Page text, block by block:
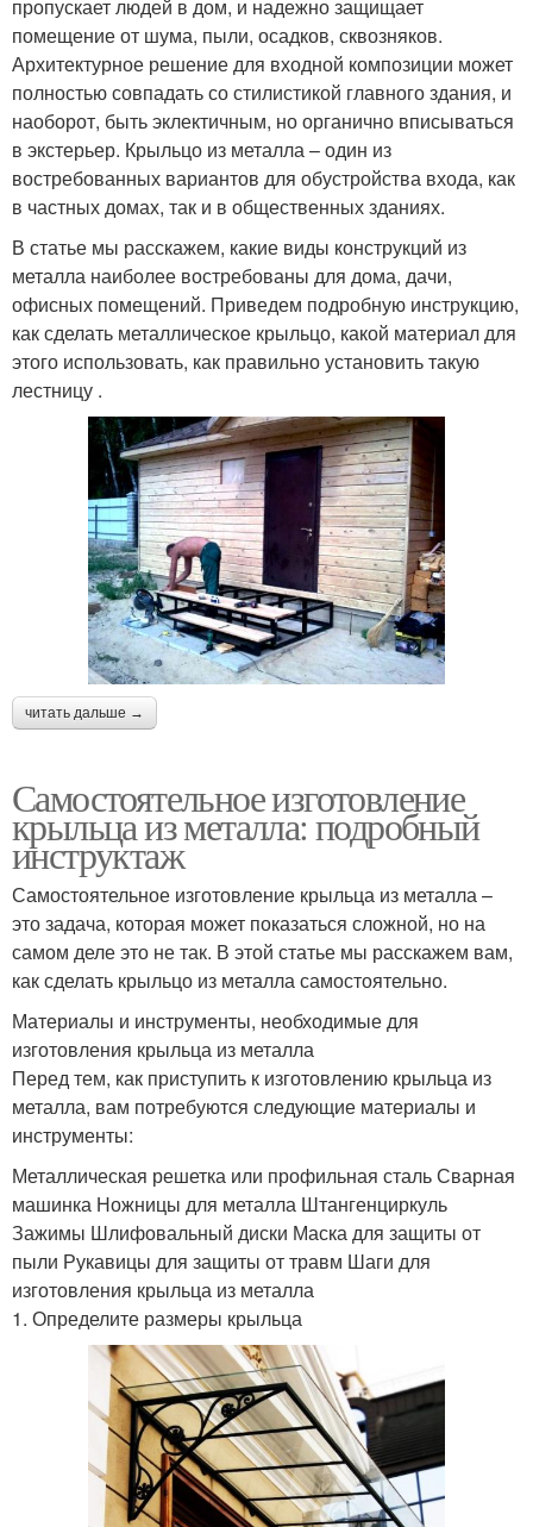
пропускает людей в дом, и надежно защищает
помещение от шума, пыли, осадков, сквозняков.
Архитектурное решение для входной композиции может
полностью совпадать со стилистикой главного здания, и
наоборот, быть эклектичным, но органично вписываться
в экстерьер. Крыльцо из металла – один из
востребованных вариантов для обустройства входа, как
в частных домах, так и в общественных зданиях.
В статье мы расскажем, какие виды конструкций из
металла наиболее востребованы для дома, дачи,
офисных помещений. Приведем подробную инструкцию,
как сделать металлическое крыльцо, какой материал для
этого использовать, как правильно установить такую
лестницу .
читать дальше →
Самостоятельное изготовление
крыльца из металла: подробный
инструктаж
Самостоятельное изготовление крыльца из металла –
это задача, которая может показаться сложной, но на
самом деле это не так. В этой статье мы расскажем вам,
как сделать крыльцо из металла самостоятельно.
Материалы и инструменты, необходимые для
изготовления крыльца из металла
Перед тем, как приступить к изготовлению крыльца из
металла, вам потребуются следующие материалы и
инструменты:
Металлическая решетка или профильная сталь Сварная
машинка Ножницы для металла Штангенциркуль
Зажимы Шлифовальный диски Маска для защиты от
пыли Рукавицы для защиты от травм Шаги для
изготовления крыльца из металла
1. Определите размеры крыльца